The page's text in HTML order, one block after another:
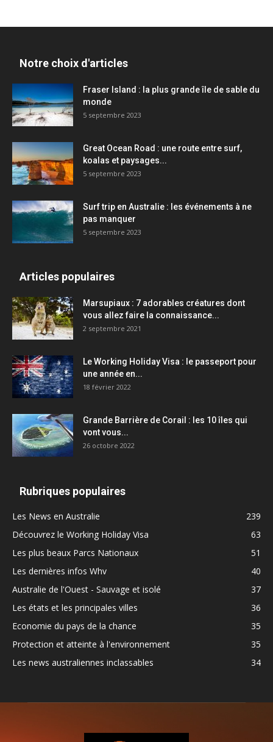
Notre choix d'articles
Fraser Island : la plus grande île de sable du
monde
5 septembre 2023
Great Ocean Road : une route entre surf,
koalas et paysages...
5 septembre 2023
Surf trip en Australie : les événements à ne
pas manquer
5 septembre 2023
Articles populaires
Marsupiaux : 7 adorables créatures dont
vous allez faire la connaissance...
2 septembre 2021
Le Working Holiday Visa : le passeport pour
une année en...
18 février 2022
Grande Barrière de Corail : les 10 îles qui
vont vous...
26 octobre 2022
Rubriques populaires
Les News en Australie
239
Découvrez le Working Holiday Visa
63
Les plus beaux Parcs Nationaux
51
Les dernières infos Whv
40
Australie de l'Ouest - Sauvage et isolé
37
Les états et les principales villes
36
Economie du pays de la chance
35
Protection et atteinte à l'environnement
35
Les news australiennes inclassables
34